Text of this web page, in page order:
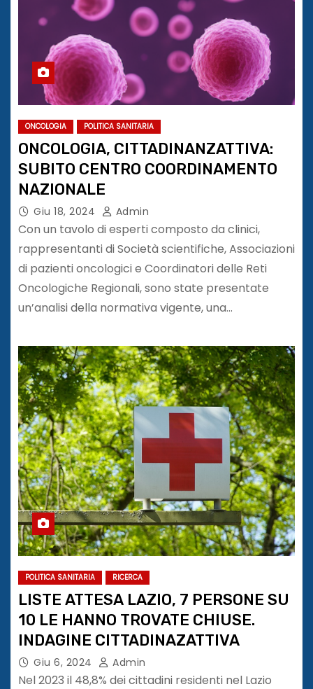
ONCOLOGIA POLITICA SANITARIA
ONCOLOGIA, CITTADINANZATTIVA:
SUBITO CENTRO COORDINAMENTO
NAZIONALE
Giu 18, 2024 Admin
Con un tavolo di esperti composto da clinici,
rappresentanti di Società scientifiche, Associazioni
di pazienti oncologici e Coordinatori delle Reti
Oncologiche Regionali, sono state presentate
un’analisi della normativa vigente, una…
POLITICA SANITARIA RICERCA
LISTE ATTESA LAZIO, 7 PERSONE SU
10 LE HANNO TROVATE CHIUSE.
INDAGINE CITTADINAZATTIVA
Giu 6, 2024 Admin
Nel 2023 il 48,8% dei cittadini residenti nel Lazio